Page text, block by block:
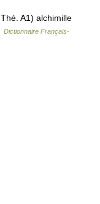
A1) alchimille
Dictionnaire Français-